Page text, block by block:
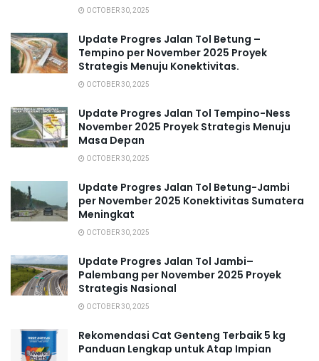
OCTOBER 30, 2025
Update Progres Jalan Tol Betung –
Tempino per November 2025 Proyek
Strategis Menuju Konektivitas.
OCTOBER 30, 2025
Update Progres Jalan Tol Tempino-Ness
November 2025 Proyek Strategis Menuju
Masa Depan
OCTOBER 30, 2025
Update Progres Jalan Tol Betung-Jambi
per November 2025 Konektivitas Sumatera
Meningkat
OCTOBER 30, 2025
Update Progres Jalan Tol Jambi–
Palembang per November 2025 Proyek
Strategis Nasional
OCTOBER 30, 2025
Rekomendasi Cat Genteng Terbaik 5 kg
Panduan Lengkap untuk Atap Impian